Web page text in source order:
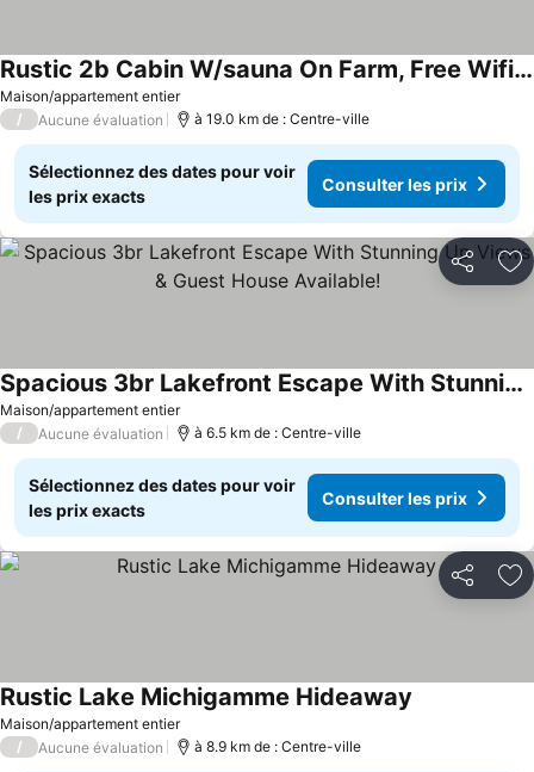
Maison/appartement entier
Rustic 2b Cabin W/sauna On Farm, Free Wifi/parking
Consulter les prix
/ Aucune évaluation à 19.0 km de : Centre-ville
Sélectionnez des dates pour voir
les prix exacts
Consulter les prix
Partager
Maison/appartement entier
Spacious 3br Lakefront Escape With Stunning Up Views & Guest House Available!
Consulter les prix
/ Aucune évaluation à 6.5 km de : Centre-ville
Sélectionnez des dates pour voir
les prix exacts
Consulter les prix
Partager
Maison/appartement entier
Rustic Lake Michigamme Hideaway
/ Aucune évaluation à 8.9 km de : Centre-ville